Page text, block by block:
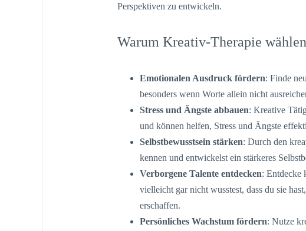
Perspektiven zu entwickeln.
Warum Kreativ-Therapie
Emotionalen Ausdruck fördern: Finde
besonders wenn Worte allein nicht
Stress und Ängste abbauen: Kreative
und können helfen, Stress und Ängste
Selbstbewusstsein stärken: Durch den
kennen und entwickelst ein stärkeres
Verborgene Talente entdecken: Entdecke
vielleicht gar nicht wusstest, dass du sie
erschaffen.
Persönliches Wachstum fördern: Nutze